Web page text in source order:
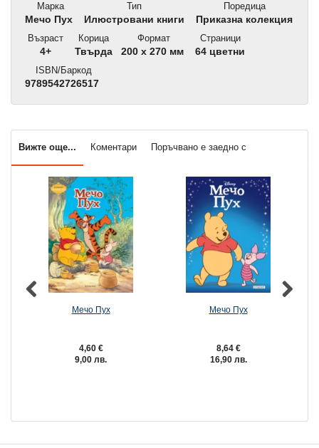
Марка
Мечо Пух
Тип
Илюстровани книги
Поредица
Приказна колекция
Възраст
4+
Корица
Твърда
Формат
200 x 270 мм
Страници
64 цветни
ISBN/Баркод
9789542726517
Вижте още... Коментари Поръчвано е заедно с
Мечо Пух
4,60 €
9,00 лв.
Мечо Пух
8,64 €
16,90 лв.